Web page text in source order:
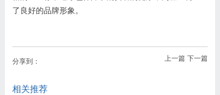
了良好的品牌形象。
上一篇 下一篇
分享到：
相关推荐